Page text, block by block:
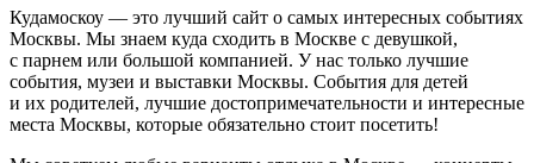
Кудамоскоу — это лучший сайт о самых интересных событиях
Москвы. Мы знаем куда сходить в Москве с девушкой,
с парнем или большой компанией. У нас только лучшие
события, музеи и выставки Москвы. События для детей
и их родителей, лучшие достопримечательности и интересные
места Москвы, которые обязательно стоит посетить!